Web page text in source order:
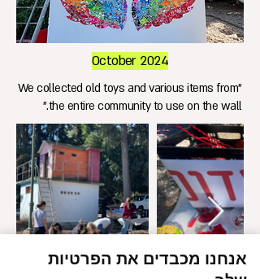
October 2024
"We collected old toys and various items from
the entire community to use on the wall."
אנחנו מכבדים את הפרטיות